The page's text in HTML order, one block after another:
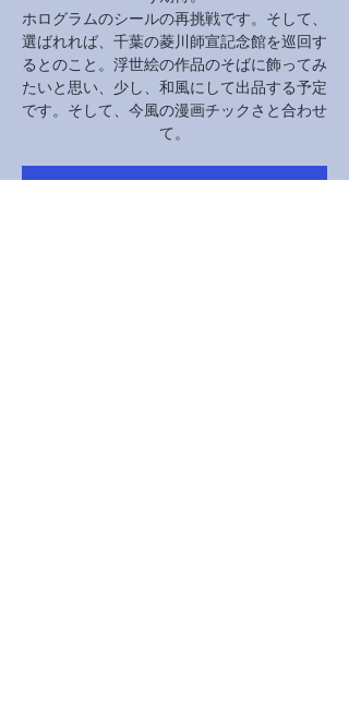
ホログラムのシールの再挑戦です。そして、
選ばれれば、千葉の菱川師宣記念館を巡回す
るとのこと。浮世絵の作品のそばに飾ってみ
たいと思い、少し、和風にして出品する予定
です。そして、今風の漫画チックさと合わせ